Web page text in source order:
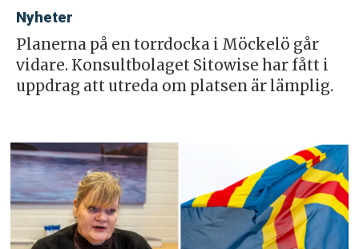
Nyheter
Planerna på en torrdocka i Möckelö går
vidare. Konsultbolaget Sitowise har fått i
uppdrag att utreda om platsen är lämplig.